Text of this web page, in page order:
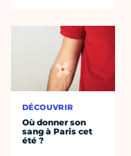
DÉCOUVRIR
Où donner son
sang à Paris cet
été ?